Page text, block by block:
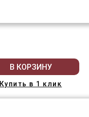
В КОРЗИНУ
Купить в 1 клик